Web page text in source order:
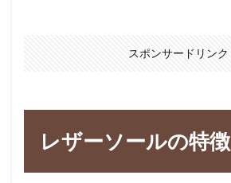
スポンサードリンク
レザーソールの特徴